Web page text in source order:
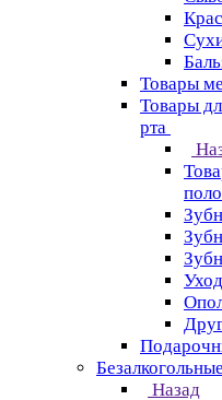
Товары
Товары
рта
Назад